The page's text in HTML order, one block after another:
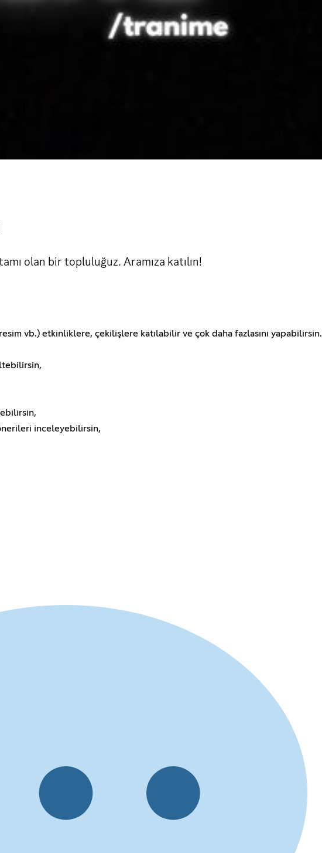
olan bir topluluğuz. Aramıza katılın!
vb.) etkinliklere, çekilişlere katılabilir ve çok daha fazlasını yapabilirsin.
inceleyebilirsin,